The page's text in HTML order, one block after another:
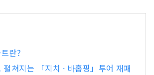
란?
펼쳐지는 「지치 · 바홉핑」투어 재패